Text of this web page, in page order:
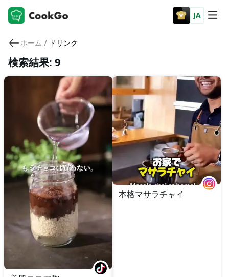
JA
ホーム / ドリンク
検索結果: 9
本格マサラチャイ